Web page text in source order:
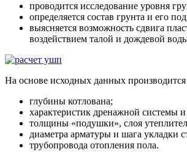
проводится исследование уровня
определяется состав грунта и его
выясняется возможность сдвига
воздействием талой и дождевой
На основе исходных данных производится
глубины котлована;
характеристик дренажной системы
толщины «подушки», слоя
диаметра арматуры и шага укладки
трубопровода отопления пола.